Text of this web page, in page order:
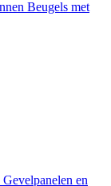
Beugels met
Gevelpanelen en